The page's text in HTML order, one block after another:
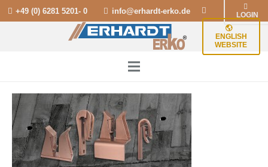
+49 (0) 6281 5201- 0 info@erhardt-erko.de LOGIN
ENGLISH
WEBSITE